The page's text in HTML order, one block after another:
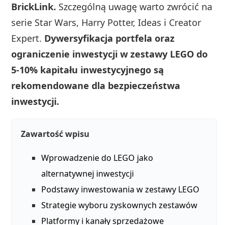
BrickLink. Szczególną uwagę warto zwrócić na
serie Star Wars, Harry Potter, Ideas i Creator
Expert. Dywersyfikacja portfela oraz
ograniczenie inwestycji w zestawy LEGO do
5-10% kapitału inwestycyjnego są
rekomendowane dla bezpieczeństwa
inwestycji.
Zawartość wpisu
Wprowadzenie do LEGO jako
alternatywnej inwestycji
Podstawy inwestowania w zestawy LEGO
Strategie wyboru zyskownych zestawów
Platformy i kanały sprzedażowe